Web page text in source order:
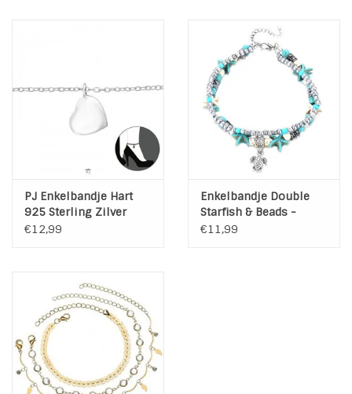
PJ Enkelbandje Hart
925 Sterling Zilver
€12,99
Enkelbandje Double
Starfish & Beads -
Turtle Charm
€11,99